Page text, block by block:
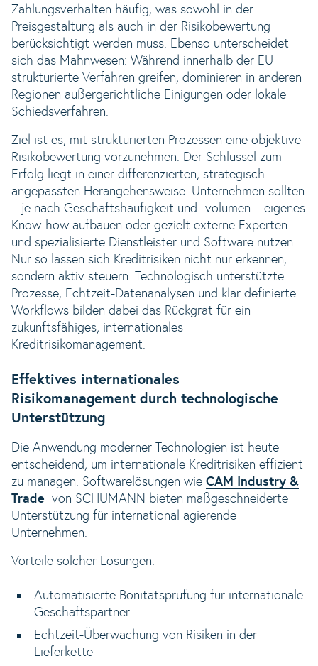
Zahlungsverhalten häufig, was sowohl in der
Preisgestaltung als auch in der Risikobewertung
berücksichtigt werden muss. Ebenso unterscheidet
sich das Mahnwesen: Während innerhalb der EU
strukturierte Verfahren greifen, dominieren in anderen
Regionen außergerichtliche Einigungen oder lokale
Schiedsverfahren.
Ziel ist es, mit strukturierten Prozessen eine objektive
Risikobewertung vorzunehmen. Der Schlüssel zum
Erfolg liegt in einer differenzierten, strategisch
angepassten Herangehensweise. Unternehmen sollten
– je nach Geschäftshäufigkeit und -volumen – eigenes
Know-how aufbauen oder gezielt externe Experten
und spezialisierte Dienstleister und Software nutzen.
Nur so lassen sich Kreditrisiken nicht nur erkennen,
sondern aktiv steuern. Technologisch unterstützte
Prozesse, Echtzeit-Datenanalysen und klar definierte
Workflows bilden dabei das Rückgrat für ein
zukunftsfähiges, internationales
Kreditrisikomanagement.
Effektives internationales
Risikomanagement durch technologische
Unterstützung
Die Anwendung moderner Technologien ist heute
entscheidend, um internationale Kreditrisiken effizient
zu managen. Softwarelösungen wie CAM Industry &
Trade
von SCHUMANN bieten maßgeschneiderte
Unterstützung für international agierende
Unternehmen.
Vorteile solcher Lösungen:
Automatisierte Bonitätsprüfung für internationale
Geschäftspartner
Echtzeit-Überwachung von Risiken in der
Lieferkette